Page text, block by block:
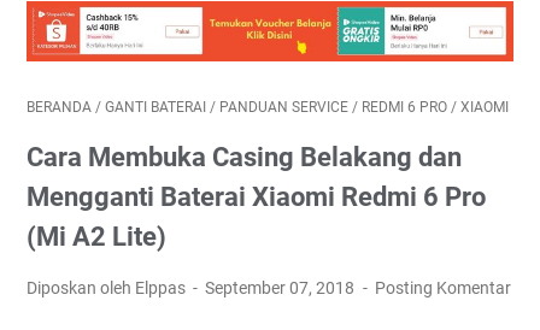
BERANDA / GANTI BATERAI / PANDUAN SERVICE / REDMI 6 PRO / XIAOMI
Cara Membuka Casing Belakang dan
Mengganti Baterai Xiaomi Redmi 6 Pro
(Mi A2 Lite)
Diposkan oleh Elppas September 07, 2018 Posting Komentar